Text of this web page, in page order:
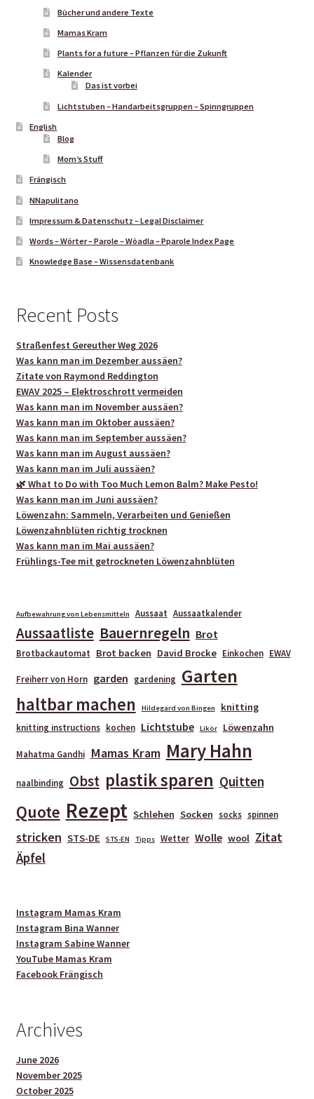
Bücher und andere Texte
Mamas Kram
Plants for a future – Pflanzen für die Zukunft
Kalender
Das ist vorbei
Lichtstuben – Handarbeitsgruppen – Spinngruppen
English
Blog
Mom’s Stuff
Frängisch
NNapulitano
Impressum & Datenschutz – Legal Disclaimer
Words – Wörter – Parole – Wöadla – Pparole Index Page
Knowledge Base – Wissensdatenbank
Recent Posts
Straßenfest Gereuther Weg 2026
Was kann man im Dezember aussäen?
Zitate von Raymond Reddington
EWAV 2025 – Elektroschrott vermeiden
Was kann man im November aussäen?
Was kann man im Oktober aussäen?
Was kann man im September aussäen?
Was kann man im August aussäen?
Was kann man im Juli aussäen?
🌿 What to Do with Too Much Lemon Balm? Make Pesto!
Was kann man im Juni aussäen?
Löwenzahn: Sammeln, Verarbeiten und Genießen
Löwenzahnblüten richtig trocknen
Was kann man im Mai aussäen?
Frühlings-Tee mit getrockneten Löwenzahnblüten
Aufbewahrung von Lebensmitteln Aussaat Aussaatkalender
Aussaatliste Bauernregeln Brot
Brotbackautomat Brot backen David Brocke Einkochen EWAV
Freiherr von Horn garden gardening Garten
haltbar machen Hildegard von Bingen knitting
knitting instructions kochen Lichtstube Likör Löwenzahn
Mahatma Gandhi Mamas Kram Mary Hahn
naalbinding Obst plastik sparen Quitten
Quote Rezept Schlehen Socken socks spinnen
stricken STS-DE STS-EN Tipps Wetter Wolle wool Zitat
Äpfel
Instagram Mamas Kram
Instagram Bina Wanner
Instagram Sabine Wanner
YouTube Mamas Kram
Facebook Frängisch
Archives
June 2026
November 2025
October 2025